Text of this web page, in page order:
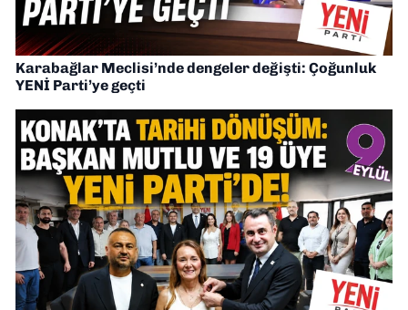
Karabağlar Meclisi’nde dengeler değişti: Çoğunluk
YENİ Parti’ye geçti